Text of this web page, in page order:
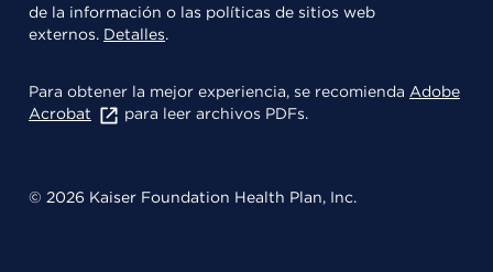
de la información o las políticas de sitios web
externos. Detalles.
Para obtener la mejor experiencia, se recomienda Adobe
Acrobat
para leer archivos PDFs.
© 2026 Kaiser Foundation Health Plan, Inc.